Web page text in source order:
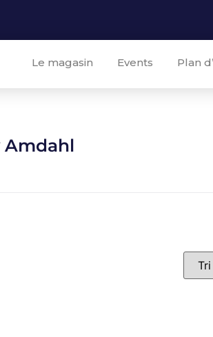
Le magasin Events Plan
Amdahl